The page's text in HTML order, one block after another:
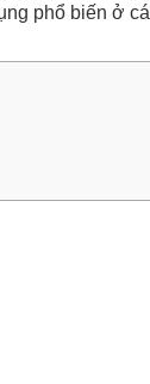
phổ biến ở